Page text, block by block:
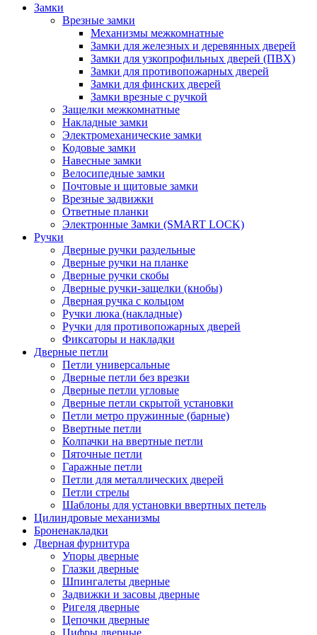
Замки
Врезные замки
Механизмы межкомнатные
Замки для железных и деревянных дверей
Замки для узкопрофильных дверей (ПВХ)
Замки для противопожарных дверей
Замки для финских дверей
Замки врезные с ручкой
Защелки межкомнатные
Накладные замки
Электромеханические замки
Кодовые замки
Навесные замки
Велосипедные замки
Почтовые и щитовые замки
Врезные задвижки
Ответные планки
Электронные Замки (SMART LOCK)
Ручки
Дверные ручки раздельные
Дверные ручки на планке
Дверные ручки скобы
Дверные ручки-защелки (кнобы)
Дверная ручка с кольцом
Ручки люка (накладные)
Ручки для противопожарных дверей
Фиксаторы и накладки
Дверные петли
Петли универсальные
Дверные петли без врезки
Дверные петли угловые
Дверные петли скрытой установки
Петли метро пружинные (барные)
Ввертные петли
Колпачки на ввертные петли
Пяточные петли
Гаражные петли
Петли для металлических дверей
Петли стрелы
Шаблоны для установки ввертных петель
Цилиндровые механизмы
Броненакладки
Дверная фурнитура
Упоры дверные
Глазки дверные
Шпингалеты дверные
Задвижки и засовы дверные
Ригеля дверные
Цепочки дверные
Цифры дверные